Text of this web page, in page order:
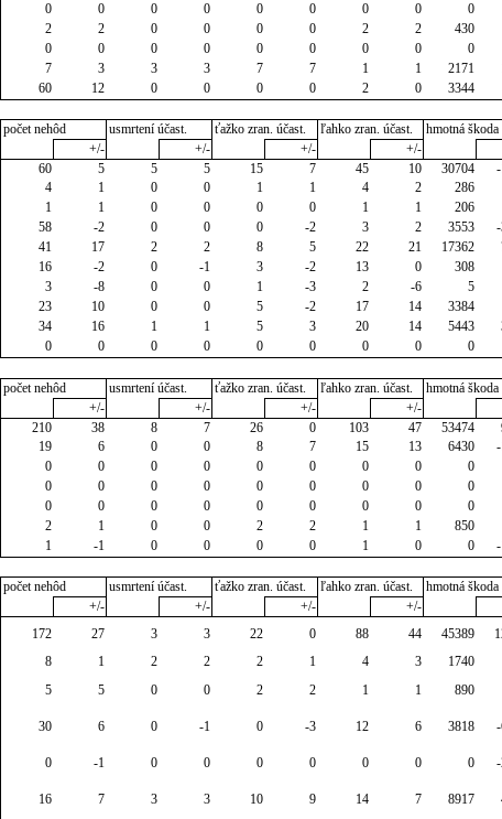
0 0 0 0 0 0 0 0 0
2 2 0 0 0 0 2 2 430
0 0 0 0 0 0 0 0 0
7 3 3 3 7 7 1 1 2171
60 12 0 0 0 0 2 0 3344
počet nehôd usmrtení účast. ťažko zran. účast. ľahko zran. účast. hmotná škoda
+/-
+/- +/- +/-
60 5 5 5 15 7 45 10 30704
4 1 0 0 1 1 4 2 286
1 1 0 0 0 0 1 1 206
58 -2 0 0 0 -2 3 2 3553
41 17 2 2 8 5 22 21 17362
16 -2 0 -1 3 -2 13 0 308
3 -8 0 0 1 -3 2 -6 5
23 10 0 0 5 -2 17 14 3384
34 16 1 1 5 3 20 14 5443
0 0 0 0 0 0 0 0 0
počet nehôd usmrtení účast. ťažko zran. účast. ľahko zran. účast. hmotná škoda
+/-
+/- +/- +/-
210 38 8 7 26 0 103 47 53474
19 6 0 0 8 7 15 13 6430
0 0 0 0 0 0 0 0 0
0 0 0 0 0 0 0 0 0
0 0 0 0 0 0 0 0 0
2 1 0 0 2 2 1 1 850
1 -1 0 0 0 0 1 0 0
počet nehôd usmrtení účast. ťažko zran. účast. ľahko zran. účast. hmotná škoda
+/-
+/- +/- +/-
172 27 3 3 22 0 88 44 45389
8 1 2 2 2 1 4 3 1740
5 5 0 0 2 2 1 1 890
30 6 0 -1 0 -3 12 6 3818
0 -1 0 0 0 0 0 0 0
16 7 3 3 10 9 14 7 8917